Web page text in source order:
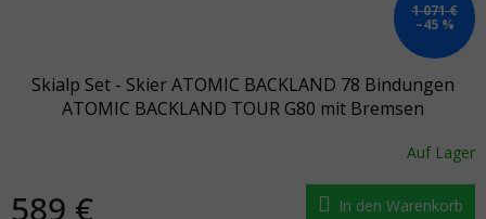
1 071 €
–45 %
Skialp Set - Skier ATOMIC BACKLAND 78 Bindungen
ATOMIC BACKLAND TOUR G80 mit Bremsen
Auf Lager
589 € In den Warenkorb